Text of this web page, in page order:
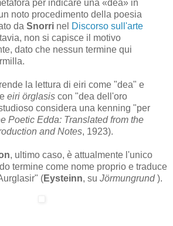
per indicare una «dea» in
noto procedimento della poesia
da Snorri nel Discorso sull'arte
non si capisce il motivo
dato che nessun termine qui
la lettura di eiri come "dea" e
eiri örglasis con "dea dell'oro
considera una kenning "per
Poetic Edda: Translated from the
and Notes, 1923).
, ultimo caso, è attualmente l'unico
termine come nome proprio e traduce
(Eysteinn, su Jörmungrund).